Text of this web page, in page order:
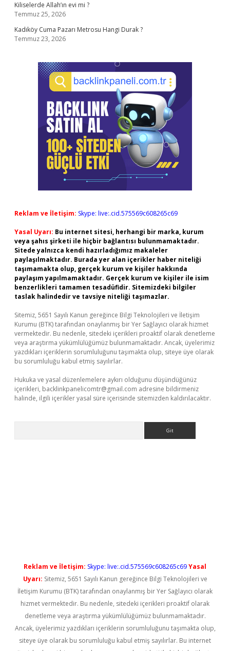
Kiliselerde Allah’ın evi mi ?
Temmuz 25, 2026
Kadıköy Cuma Pazarı Metrosu Hangi Durak ?
Temmuz 23, 2026
Reklam ve İletişim: Skype: live:.cid.575569c608265c69
Yasal Uyarı: Bu internet sitesi, herhangi bir marka, kurum
veya şahıs şirketi ile hiçbir bağlantısı bulunmamaktadır.
Sitede yalnızca kendi hazırladığımız makaleler
paylaşılmaktadır. Burada yer alan içerikler haber niteliği
taşımamakta olup, gerçek kurum ve kişiler hakkında
paylaşım yapılmamaktadır. Gerçek kurum ve kişiler ile isim
benzerlikleri tamamen tesadüfidir. Sitemizdeki bilgiler
taslak halindedir ve tavsiye niteliği taşımazlar.
Sitemiz, 5651 Sayılı Kanun gereğince Bilgi Teknolojileri ve İletişim
Kurumu (BTK) tarafından onaylanmış bir Yer Sağlayıcı olarak hizmet
vermektedir. Bu nedenle, sitedeki içerikleri proaktif olarak denetleme
veya araştırma yükümlülüğümüz bulunmamaktadır. Ancak, üyelerimiz
yazdıkları içeriklerin sorumluluğunu taşımakta olup, siteye üye olarak
bu sorumluluğu kabul etmiş sayılırlar.
Hukuka ve yasal düzenlemelere aykırı olduğunu düşündüğünüz
içerikleri, backlinkpanelicomtr@gmail.com adresine bildirmeniz
halinde, ilgili içerikler yasal süre içerisinde sitemizden kaldırılacaktır.
Reklam ve İletişim: Skype: live:.cid.575569c608265c69Yasal
Uyarı: Sitemiz, 5651 Sayılı Kanun gereğince Bilgi Teknolojileri ve
İletişim Kurumu (BTK) tarafından onaylanmış bir Yer Sağlayıcı olarak
hizmet vermektedir. Bu nedenle, sitedeki içerikleri proaktif olarak
denetleme veya araştırma yükümlülüğümüz bulunmamaktadır.
Ancak, üyelerimiz yazdıkları içeriklerin sorumluluğunu taşımakta olup,
siteye üye olarak bu sorumluluğu kabul etmiş sayılırlar. Bu internet